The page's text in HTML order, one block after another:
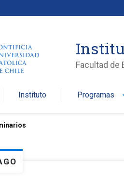
Facultad de
Instituto Programas